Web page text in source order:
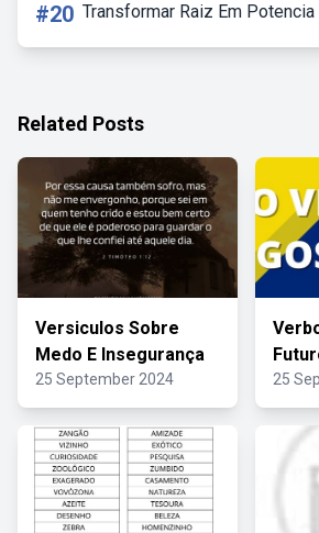
#20 Transformar Raiz Em Potencia
Related Posts
Versiculos Sobre
Medo E Insegurança
25 September 2024 25